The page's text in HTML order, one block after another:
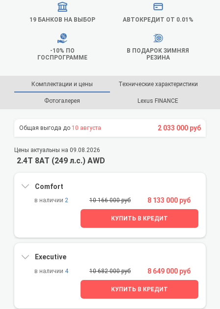
19 БАНКОВ НА ВЫБОР АВТОКРЕДИТ ОТ 0.01%
-10% ПО
ГОСПРОГРАММЕ
В ПОДАРОК ЗИМНЯЯ
РЕЗИНА
Комплектации и цены Технические характеристики
Фотогалерея Lexus FINANCE
10 августа 2 033 000 руб
Цены актуальны на 09.08.2026
2.4T 8AT (249 л.с.) AWD
Comfort
2 10 166 000 руб 8 133 000 руб
КУПИТЬ В КРЕДИТ
Executive
4 10 682 000 руб 8 649 000 руб
КУПИТЬ В КРЕДИТ